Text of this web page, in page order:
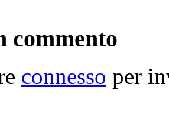
commento
connesso per